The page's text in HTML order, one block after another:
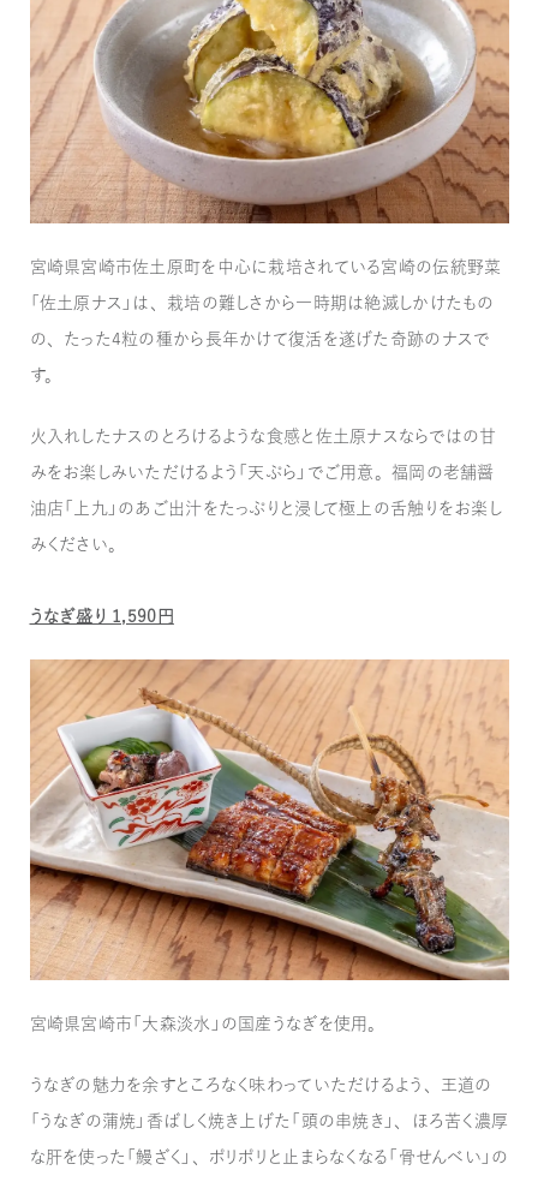
宮崎県宮崎市佐土原町を中心に栽培されている宮崎の伝統野菜
「佐土原ナス」は、栽培の難しさから一時期は絶滅しかけたもの
の、たった4粒の種から長年かけて復活を遂げた奇跡のナスで
す。
火入れしたナスのとろけるような食感と佐土原ナスならではの甘
みをお楽しみいただけるよう「天ぷら」でご用意。福岡の老舗醤
油店「上九」のあご出汁をたっぷりと浸して極上の舌触りをお楽し
みください。
うなぎ盛り 1,590円
宮崎県宮崎市「大森淡水」の国産うなぎを使用。
うなぎの魅力を余すところなく味わっていただけるよう、王道の
「うなぎの蒲焼」香ばしく焼き上げた「頭の串焼き」、ほろ苦く濃厚
な肝を使った「鰻ざく」、ポリポリと止まらなくなる「骨せんべい」の